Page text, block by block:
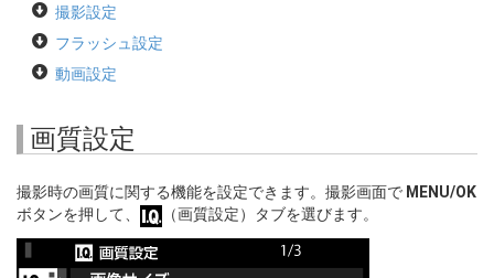
撮影設定
フラッシュ設定
動画設定
画質設定
撮影時の画質に関する機能を設定できます。撮影画面で MENU/OK
ボタンを押して、
（画質設定）タブを選びます。